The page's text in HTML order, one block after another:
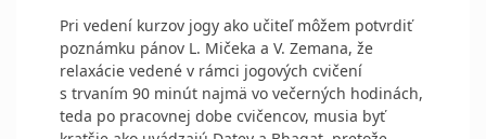
Pri vedení kurzov jogy ako učiteľ môžem potvrdiť
poznámku pánov L. Mičeka a V. Zemana, že
relaxácie vedené v rámci jogových cvičení
s trvaním 90 minút najmä vo večerných hodinách,
teda po pracovnej dobe cvičencov, musia byť